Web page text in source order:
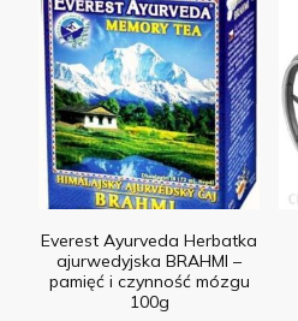
Everest Ayurveda Herbatka
ajurwedyjska BRAHMI –
pamięć i czynność mózgu
100g